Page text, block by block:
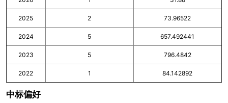
2025 2 73.96522
2024 5 657.492441
2023 5 796.4842
2022 1 84.142892
中标偏好